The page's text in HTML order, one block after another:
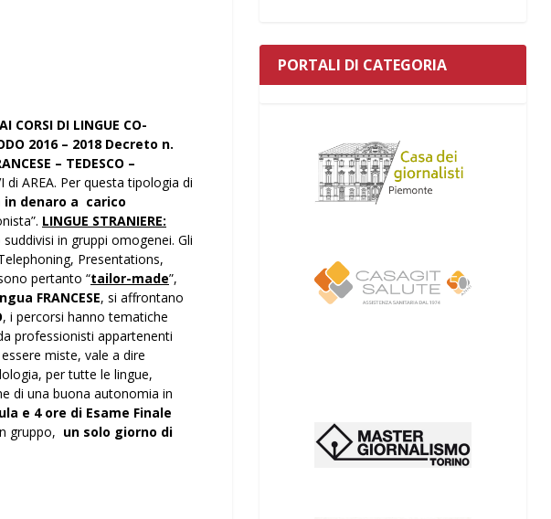
CORSI DI LINGUE CO-
2016 – 2018 Decreto n.
– TEDESCO –
AREA. Per questa tipologia di
in denaro a carico
LINGUE STRANIERE:
in gruppi omogenei. Gli
Presentations,
pertanto “tailor-made”,
FRANCESE, si affrontano
, i percorsi hanno tematiche
professionisti appartenenti
miste, vale a dire
per tutte le lingue,
di una buona autonomia in
e 4 ore di Esame Finale
gruppo, un solo giorno di
PORTALI DI CATEGORIA